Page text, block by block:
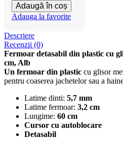
Adaugă în coș
Adauga la favorite
Descriere
Recenzii (0)
Fermoar detasabil din plastic cu
cm, Alb
Un fermoar din plastic cu glisor
pentru coaserea jachetelor sau a
Latime dinti: 5,7 mm
Latime fermoar: 3,2 cm
Lungime: 60 cm
Cursor cu autoblocare
Detasabil